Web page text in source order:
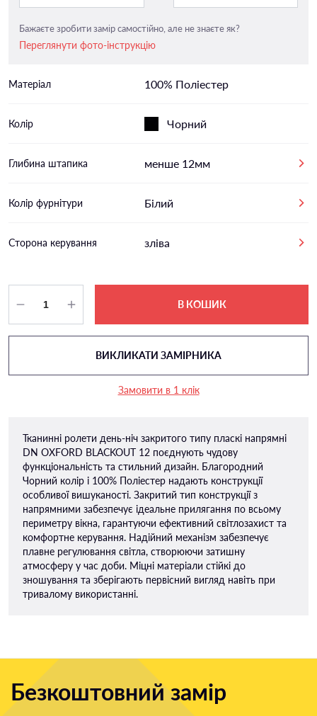
Бажаєте зробити замір самостійно, але не знаєте як?
Переглянути фото-інструкцію
Матеріал 100% Поліестер
Колір Чорний
Глибина штапика менше 12мм
Колір фурнітури Білий
Сторона керування зліва
В КОШИК
ВИКЛИКАТИ ЗАМІРНИКА
Замовити в 1 клік
Тканинні ролети день-ніч закритого типу пласкі напрямні
DN OXFORD BLACKOUT 12 поєднують чудову
функціональність та стильний дизайн. Благородний
Чорний колір і 100% Поліестер надають конструкції
особливої ​​вишуканості. Закритий тип конструкції з
напрямними забезпечує ідеальне прилягання по всьому
периметру вікна, гарантуючи ефективний світлозахист та
комфортне керування. Надійний механізм забезпечує
плавне регулювання світла, створюючи затишну
атмосферу у час доби. Міцні матеріали стійкі до
зношування та зберігають первісний вигляд навіть при
тривалому використанні.
Безкоштовний замір